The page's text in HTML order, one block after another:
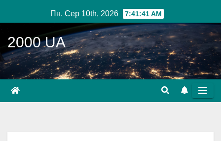
до
вмісту
Пн. Сер 10th, 2026 7:41:43 AM
2000 UA